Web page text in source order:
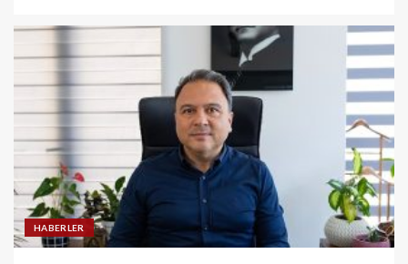
HABERLER